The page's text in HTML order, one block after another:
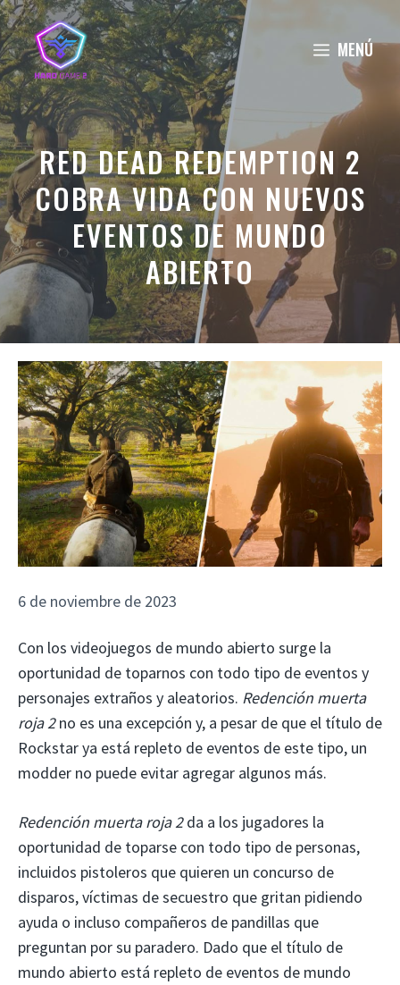
Saltar
al
contenido
MENÚ
RED DEAD REDEMPTION 2
COBRA VIDA CON NUEVOS
EVENTOS DE MUNDO
ABIERTO
6 de noviembre de 2023
Con los videojuegos de mundo abierto surge la
oportunidad de toparnos con todo tipo de eventos y
personajes extraños y aleatorios. Redención muerta
roja 2no es una excepción y, a pesar de que el título de
Rockstar ya está repleto de eventos de este tipo, un
modder no puede evitar agregar algunos más.
Redención muerta roja 2 da a los jugadores la
oportunidad de toparse con todo tipo de personas,
incluidos pistoleros que quieren un concurso de
disparos, víctimas de secuestro que gritan pidiendo
ayuda o incluso compañeros de pandillas que
preguntan por su paradero. Dado que el título de
mundo abierto está repleto de eventos de mundo